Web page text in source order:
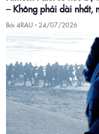
– Không phải dài nhất,
Bởi 4RAU · 24/07/2026